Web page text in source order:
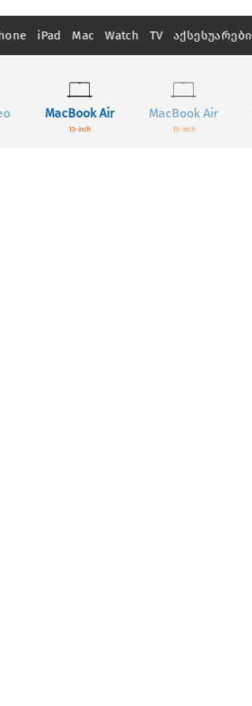
iPad Mac Watch TV აქსესუარები
MacBook Air
13-inch
MacBook Air
15-inch